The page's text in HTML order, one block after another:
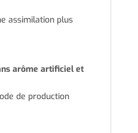
assimilation plus
arôme artificiel et
de production